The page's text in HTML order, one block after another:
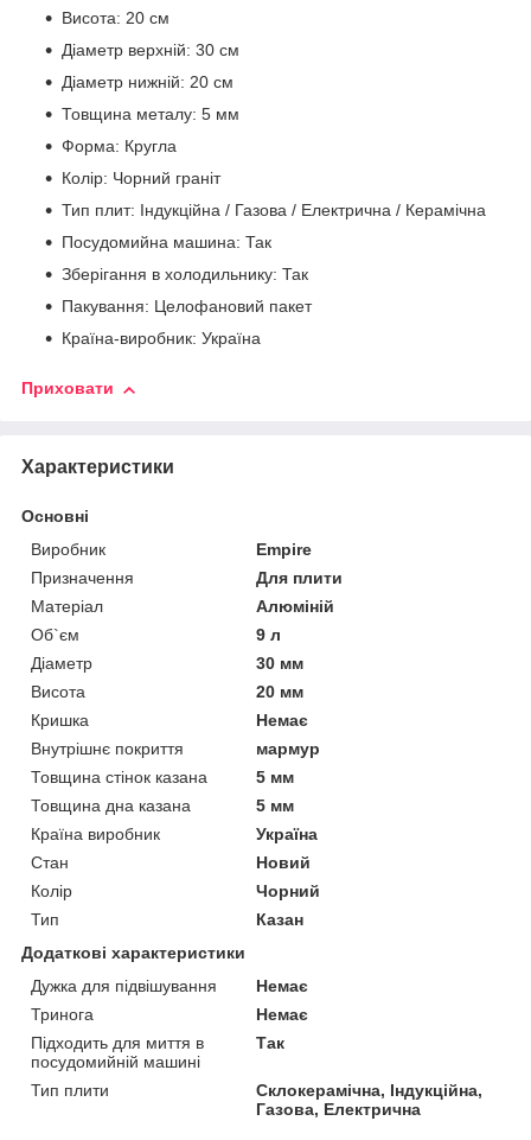
Висота: 20 см
Діаметр верхній: 30 см
Діаметр нижній: 20 см
Товщина металу: 5 мм
Форма: Кругла
Колір: Чорний граніт
Тип плит: Індукційна / Газова / Електрична / Керамічна
Посудомийна машина: Так
Зберігання в холодильнику: Так
Пакування: Целофановий пакет
Країна-виробник: Україна
Приховати
Характеристики
Основні
Виробник
Empire
Призначення
Для плити
Матеріал
Алюміній
Об`єм
9 л
Діаметр
30 мм
Висота
20 мм
Кришка
Немає
Внутрішнє покриття
мармур
Товщина стінок казана
5 мм
Товщина дна казана
5 мм
Країна виробник
Україна
Стан
Новий
Колір
Чорний
Тип
Казан
Додаткові характеристики
Дужка для підвішування
Немає
Тринога
Немає
Підходить для миття в
посудомийній машині
Так
Тип плити
Склокерамічна, Індукційна,
Газова, Електрична